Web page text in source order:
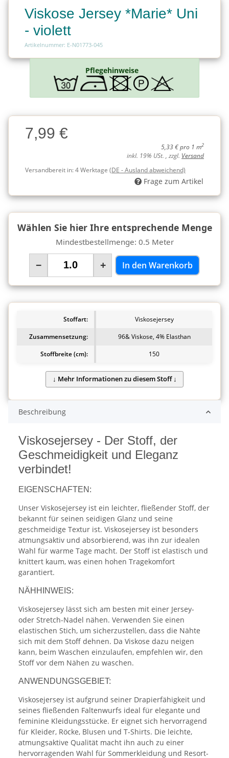
Viskose Jersey *Marie* Uni
- violett
Artikelnummer: E-N01773-045
Pflegehinweise
Charge
Charge7,99 €
5,33 € pro 1 m2
inkl. 19% USt. , zzgl. Versand
Versandbereit in:4 Werktage (DE - Ausland abweichend)
Frage zum Artikel
Wählen Sie hier Ihre entsprechende Menge
Mindestbestellmenge: 0.5 Meter
− + In den Warenkorb
Stoffart:
Viskosejersey
Zusammensetzung:
96& Viskose, 4% Elasthan
Stoffbreite (cm):
150
Beschreibung
Viskosejersey - Der Stoff, der
Geschmeidigkeit und Eleganz
verbindet!
EIGENSCHAFTEN:
Unser Viskosejersey ist ein leichter, fließender Stoff, der
bekannt für seinen seidigen Glanz und seine
geschmeidige Textur ist. Viskosejersey ist besonders
atmungsaktiv und absorbierend, was ihn zur idealen
Wahl für warme Tage macht. Der Stoff ist elastisch und
knittert kaum, was einen hohen Tragekomfort
garantiert.
NÄHHINWEIS:
Viskosejersey lässt sich am besten mit einer Jersey-
oder Stretch-Nadel nähen. Verwenden Sie einen
elastischen Stich, um sicherzustellen, dass die Nähte
sich mit dem Stoff dehnen. Da Viskose dazu neigen
kann, beim Waschen einzulaufen, empfehlen wir, den
Stoff vor dem Nähen zu waschen.
ANWENDUNGSGEBIET:
Viskosejersey ist aufgrund seiner Drapierfähigkeit und
seines fließenden Faltenwurfs ideal für elegante und
feminine Kleidungsstücke. Er eignet sich hervorragend
für Kleider, Röcke, Blusen und T-Shirts. Die leichte,
atmungsaktive Qualität macht ihn auch zu einer
hervorragenden Wahl für Sommerkleidung und Resort-